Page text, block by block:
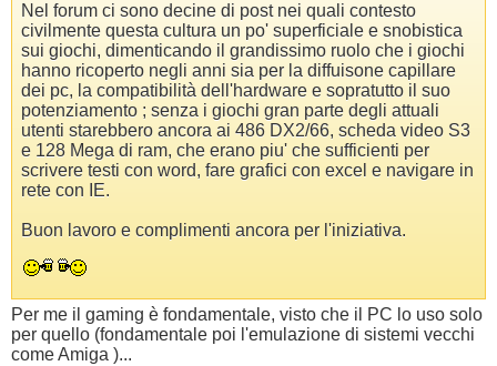
Nel forum ci sono decine di post nei quali contesto
civilmente questa cultura un po' superficiale e snobistica
sui giochi, dimenticando il grandissimo ruolo che i giochi
hanno ricoperto negli anni sia per la diffuisone capillare
dei pc, la compatibilità dell'hardware e sopratutto il suo
potenziamento ; senza i giochi gran parte degli attuali
utenti starebbero ancora ai 486 DX2/66, scheda video S3
e 128 Mega di ram, che erano piu' che sufficienti per
scrivere testi con word, fare grafici con excel e navigare in
rete con IE.
Buon lavoro e complimenti ancora per l'iniziativa.
Per me il gaming è fondamentale, visto che il PC lo uso solo
per quello (fondamentale poi l'emulazione di sistemi vecchi
come Amiga )...